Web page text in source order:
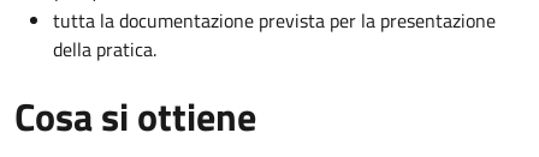
tutta la documentazione prevista per la presentazione
della pratica.
Cosa si ottiene